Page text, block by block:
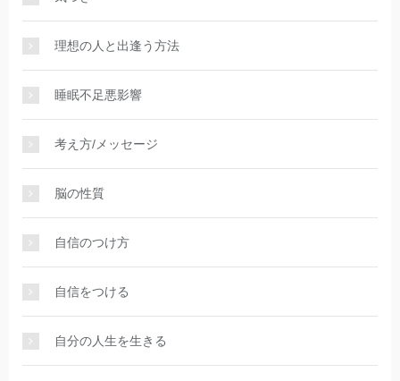
理想の人と出逢う方法
睡眠不足悪影響
考え方/メッセージ
脳の性質
自信のつけ方
自信をつける
自分の人生を生きる